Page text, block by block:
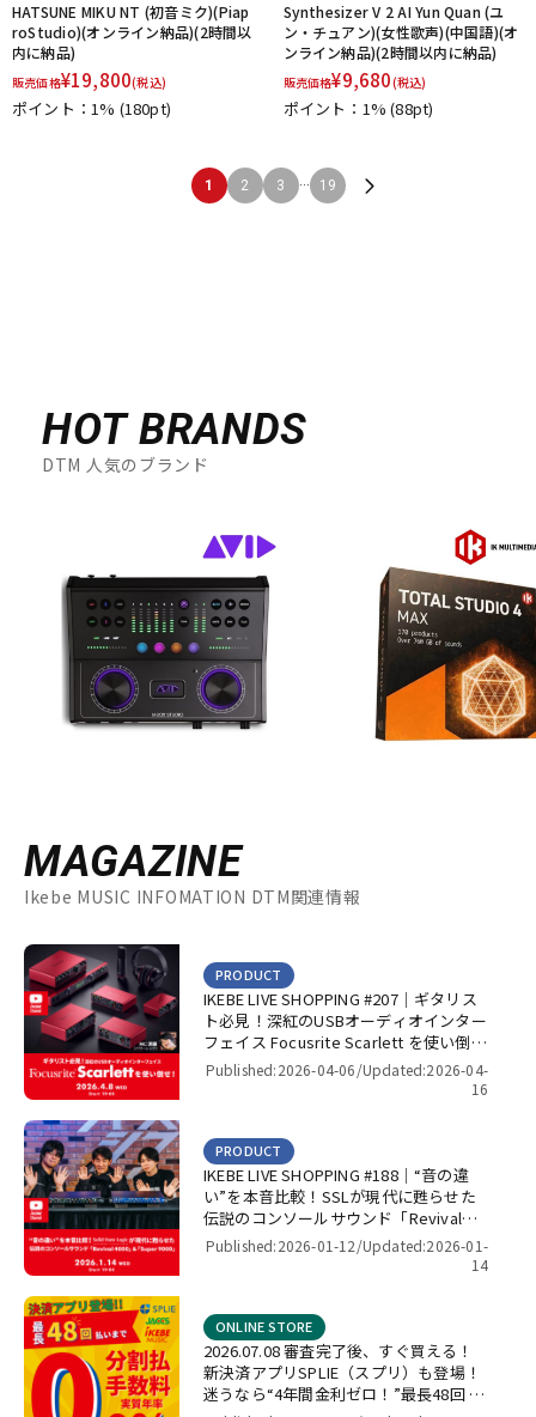
HATSUNE MIKU NT (初音ミク)(Piap
roStudio)(オンライン納品)(2時間以
内に納品)
販売価格¥19,800(税込)
ポイント：1% (180pt)
Synthesizer V 2 AI Yun Quan (ユ
ン・チュアン)(女性歌声)(中国語)(オ
ンライン納品)(2時間以内に納品)
販売価格¥9,680(税込)
ポイント：1%(88pt)
1 2 3 ... 19
HOT BRANDS
DTM 人気のブランド
MAGAZINE
Ikebe MUSIC INFOMATION DTM関連情報
IKEBE LIVE SHOPPING #207｜ギタリス
ト必見！深紅のUSBオーディオインター
フェイス Focusrite Scarlett を使い倒
せ！【presented by パワーレック】
PRODUCT
Published:2026-04-06/Updated:2026-04-
16
IKEBE LIVE SHOPPING #188｜“音の違
い”を本音比較！SSLが現代に甦らせた
伝説のコンソールサウンド「Revival
4000」＆「Super 9000」【presented
PRODUCT
Published:2026-01-12/Updated:2026-01-
14
2026.07.08 審査完了後、すぐ買える！
新決済アプリSPLIE（スプリ）も登場！
迷うなら“4年間金利ゼロ！”最長48回 無
ONLINE STORE